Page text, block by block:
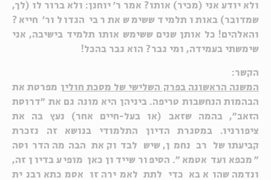
ולא יודע אני (מכיר) אותו? אמר ר' יוחנן: ולא ברור לו (לך,
שמדובר) באותו תלמיד ששימש את רבי הגדול ור' חייא?
והאלהים! כל אותן שנים ששימש אותו תלמיד בישיבה, אני
שימשתי בעמידה, ומי גבר? הוא גבר בהכל!
הקשר:
המשנה הראשונה בפרק השלישי של מסכת חולין מפרטת את
הבהמות הנחשבות טריפה. ביניהן היא מונה גם את "דרוסת
הזאב", בהמה שזאב (או בעל-חיים אחר) נעץ בה את
ציפורניו. במסגרת הדיון התלמודי בנושא זה נזכרת
קביעתו של רב נחמן, שיש לבדוק את הבהמה הדרוסה
"מכפא ועד אטמא". הסיפור שיידון כאן מופיע בדיון זה,
ונדמה שהוא בא כדי לתת לאמירה זו אסמכתא רבנית